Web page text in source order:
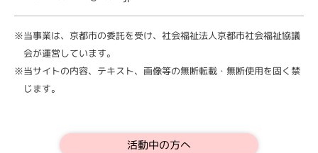
※当事業は、京都市の委託を受け、社会福祉法人京都市社会福祉協議
会が運営しています。
※当サイトの内容、テキスト、画像等の無断転載・無断使用を固く禁
じます。
活動中の方へ